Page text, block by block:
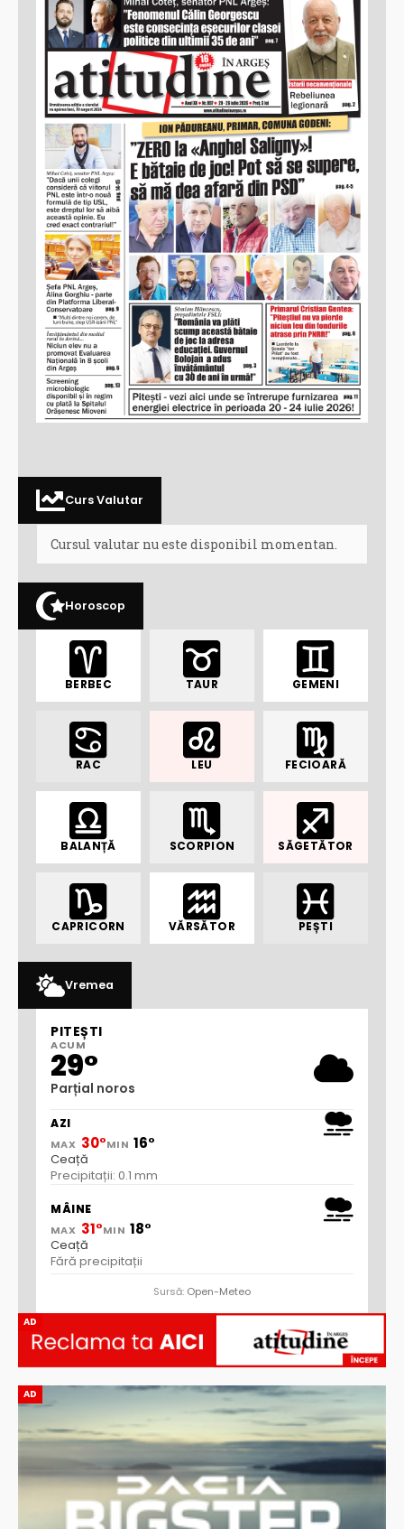
AD
AD
Curs Valutar
Cursul valutar nu este disponibil momentan.
Horoscop
BERBEC TAUR GEMENI
RAC LEU FECIOARĂ
BALANȚĂ SCORPION SĂGETĂTOR
CAPRICORN VĂRSĂTOR PEȘTI
Vremea
PITEȘTI
ACUM
29°
Parțial noros
AZI
MAX 30°MIN 16°
Ceață
Precipitații: 0.1 mm
MÂINE
MAX 31°MIN 18°
Ceață
Fără precipitații
Sursă: Open-Meteo